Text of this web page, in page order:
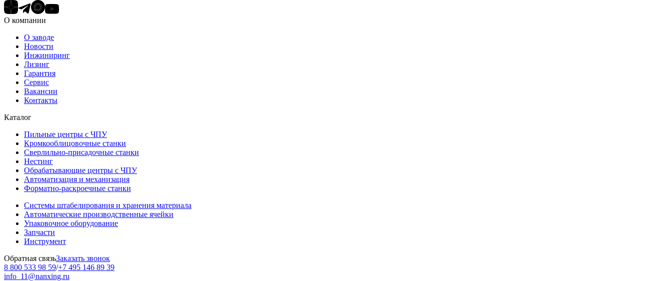
О компании
О заводе
Новости
Инжиниринг
Лизинг
Гарантия
Сервис
Вакансии
Контакты
Каталог
Пильные центры с ЧПУ
Кромкооблицовочные станки
Сверлильно-присадочные станки
Нестинг
Обрабатывающие центры с ЧПУ
Автоматизация и механизация
Форматно-раскроечные станки
Системы штабелирования и хранения материала
Автоматические производственные ячейки
Упаковочное оборудование
Запчасти
Инструмент
Обратная связьЗаказать звонок
8 800 533 98 59/+7 495 146 89 39
info_11@nanxing.ru